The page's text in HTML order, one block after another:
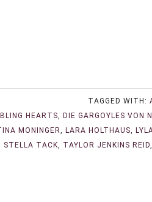
TAGGED WITH:
HEARTS, DIE GARGOYLES VON
MONINGER, LARA HOLTHAUS,
STELLA TACK, TAYLOR JENKINS REID,